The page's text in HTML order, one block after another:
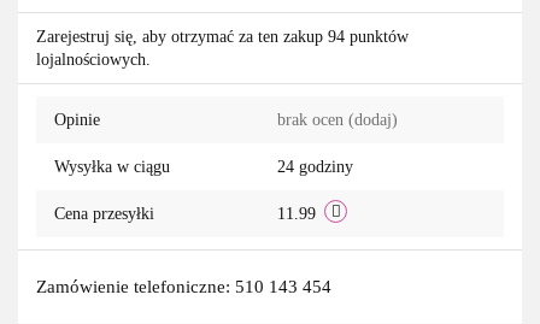
Do
Zarejestruj się, aby otrzymać za ten zakup 94 punktów
lojalnościowych.
Opinie brak ocen (dodaj)
Wysyłka w ciągu 24 godziny
Cena przesyłki 11.99
Zamówienie telefoniczne: 510 143 454